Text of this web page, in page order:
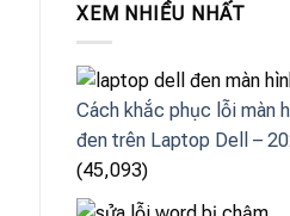
XEM NHIỀU NHẤT
Cách khắc phục lỗi màn
đen trên Laptop Dell –
(45,093)